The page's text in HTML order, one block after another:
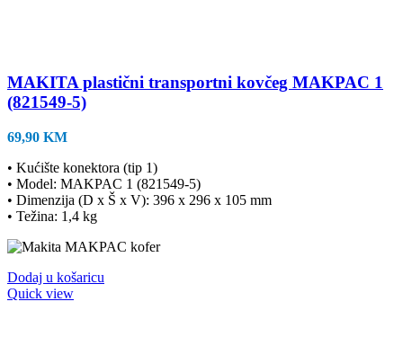
MAKITA plastični transportni kovčeg MAKPAC 1
(821549-5)
69,90 KM
• Kućište konektora (tip 1)
• Model: MAKPAC 1 (821549-5)
• Dimenzija (D x Š x V): 396 x 296 x 105 mm
• Težina: 1,4 kg
Dodaj u košaricu
Quick view